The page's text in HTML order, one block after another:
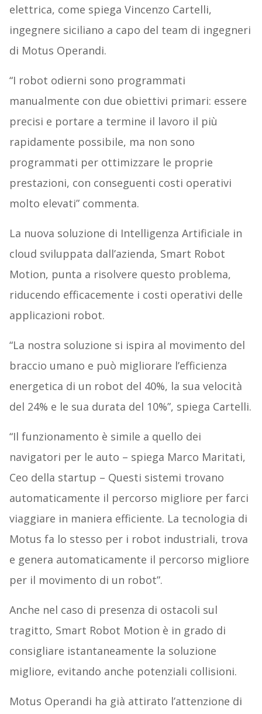
elettrica, come spiega Vincenzo Cartelli,
ingegnere siciliano a capo del team di ingegneri
di Motus Operandi.
“I robot odierni sono programmati
manualmente con due obiettivi primari: essere
precisi e portare a termine il lavoro il più
rapidamente possibile, ma non sono
programmati per ottimizzare le proprie
prestazioni, con conseguenti costi operativi
molto elevati” commenta.
La nuova soluzione di Intelligenza Artificiale in
cloud sviluppata dall’azienda, Smart Robot
Motion, punta a risolvere questo problema,
riducendo efficacemente i costi operativi delle
applicazioni robot.
“La nostra soluzione si ispira al movimento del
braccio umano e può migliorare l’efficienza
energetica di un robot del 40%, la sua velocità
del 24% e le sua durata del 10%”, spiega Cartelli.
“Il funzionamento è simile a quello dei
navigatori per le auto – spiega Marco Maritati,
Ceo della startup – Questi sistemi trovano
automaticamente il percorso migliore per farci
viaggiare in maniera efficiente. La tecnologia di
Motus fa lo stesso per i robot industriali, trova
e genera automaticamente il percorso migliore
per il movimento di un robot”.
Anche nel caso di presenza di ostacoli sul
tragitto, Smart Robot Motion è in grado di
consigliare istantaneamente la soluzione
migliore, evitando anche potenziali collisioni.
Motus Operandi ha già attirato l’attenzione di